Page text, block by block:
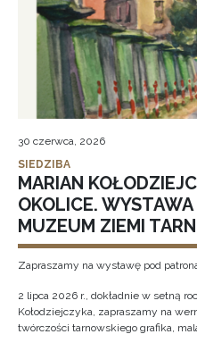
30 czerwca, 2026
SIEDZIBA
MARIAN
OKOLICE.
MUZEUM ZIEMI
Zapraszamy na wystawę pod
2 lipca 2026 r., dokładnie w setną
Kołodziejczyka, zapraszamy na
twórczości tarnowskiego grafika,